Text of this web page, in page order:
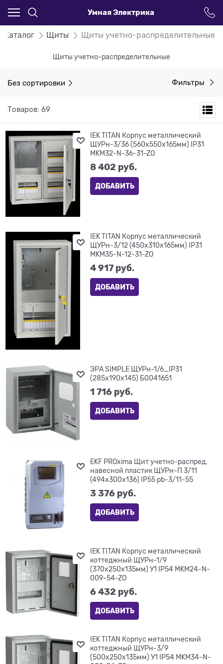
Умная Электрика
Каталог Щиты Щиты учетно-распределительные
Щиты учетно-распределительные
Без сортировки Фильтры
Товаров: 69
IEK TITAN Корпус металлический
ЩУРн-3/36 (560х550х165мм) IP31
MKM32-N-36-31-ZO
8 402 руб.
ДОБАВИТЬ
IEK TITAN Корпус металлический
ЩУРн-3/12 (450х310х165мм) IP31
MKM35-N-12-31-ZO
4 917 руб.
ДОБАВИТЬ
ЭРА SIMPLE ЩУРн-1/6_IP31
(285х190х145) Б0041651
1 716 руб.
ДОБАВИТЬ
EKF PROxima Щит учетно-распред.
навесной пластик ЩУРн-П 3/11
(494х300х136) IP55 pb-3/11-55
3 376 руб.
ДОБАВИТЬ
IEK TITAN Корпус металлический
коттеджный ЩУРн-1/9
(370х250х135мм) У1 IP54 MKM24-N-
009-54-ZO
6 432 руб.
ДОБАВИТЬ
IEK TITAN Корпус металлический
коттеджный ЩУРн-3/9
(500х250х135мм) У1 IP54 MKM34-N-